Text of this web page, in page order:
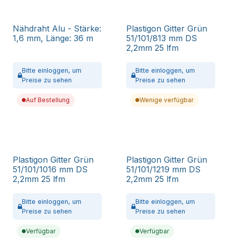
Nähdraht Alu - Stärke:
1,6 mm, Länge: 36 m
Bitte einloggen, um
Preise zu sehen
Auf Bestellung
Plastigon Gitter Grün
51/101/813 mm DS
2,2mm 25 lfm
Bitte einloggen, um
Preise zu sehen
Wenige verfügbar
Plastigon Gitter Grün
51/101/1016 mm DS
2,2mm 25 lfm
Bitte einloggen, um
Preise zu sehen
Verfügbar
Plastigon Gitter Grün
51/101/1219 mm DS
2,2mm 25 lfm
Bitte einloggen, um
Preise zu sehen
Verfügbar